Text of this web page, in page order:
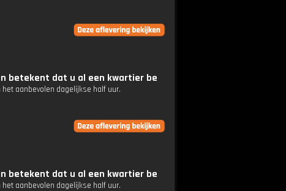
betekent dat u al een kwartier be
aanbevolen dagelijkse half uur.
betekent dat u al een kwartier be
aanbevolen dagelijkse half uur.